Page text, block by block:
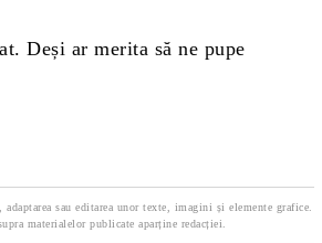
Deși ar merita să ne pupe
sau editarea unor texte, imagini și elemente grafice.
materialelor publicate aparține redacției.